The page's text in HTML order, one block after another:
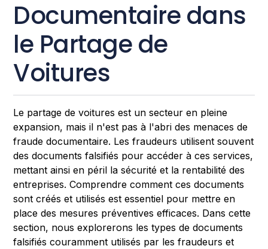
Documentaire dans
le Partage de
Voitures
Le partage de voitures est un secteur en pleine
expansion, mais il n'est pas à l'abri des menaces de
fraude documentaire. Les fraudeurs utilisent souvent
des documents falsifiés pour accéder à ces services,
mettant ainsi en péril la sécurité et la rentabilité des
entreprises. Comprendre comment ces documents
sont créés et utilisés est essentiel pour mettre en
place des mesures préventives efficaces. Dans cette
section, nous explorerons les types de documents
falsifiés couramment utilisés par les fraudeurs et